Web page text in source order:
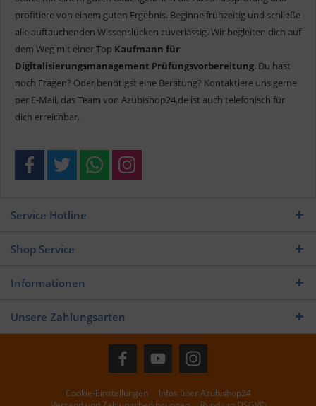
profitiere von einem guten Ergebnis. Beginne frühzeitig und schließe
alle auftauchenden Wissenslücken zuverlässig. Wir begleiten dich auf
dem Weg mit einer Top Kaufmann für
Digitalisierungsmanagement Prüfungsvorbereitung. Du hast
noch Fragen? Oder benötigst eine Beratung? Kontaktiere uns gerne
per E-Mail, das Team von Azubishop24.de ist auch telefonisch für
dich erreichbar.
Service Hotline
Shop Service
Informationen
Unsere Zahlungsarten
Cookie-Einstellungen
Infos über Azubishop24